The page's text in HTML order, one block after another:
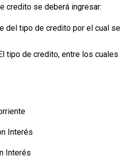
credito se deberá ingresar:
del tipo de credito por el cual se
tipo de credito, entre los cuales
Interés
Interés